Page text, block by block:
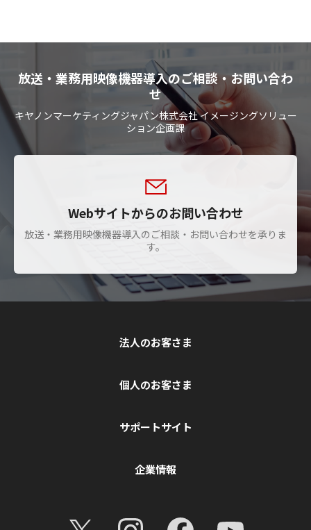
放送・業務用映像機器導入のご相談・お問い合わ
せ
キヤノンマーケティングジャパン株式会社 イメージングソリュー
ション企画課
Webサイトからのお問い合わせ
放送・業務用映像機器導入のご相談・お問い合わせを承りま
す。
法人のお客さま
個人のお客さま
サポートサイト
企業情報